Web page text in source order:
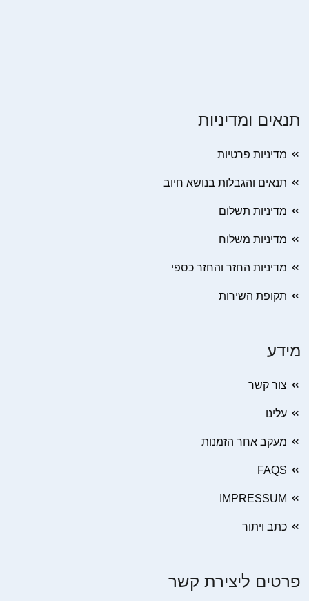
תנאים ומדיניות
מדיניות פרטיות
תנאים והגבלות בנושא חיוב
מדיניות תשלום
מדיניות משלוח
מדיניות החזר והחזר כספי
תקופת השירות
מידע
צור קשר
עלינו
מעקב אחר הזמנות
FAQS
IMPRESSUM
כתב ויתור
פרטים ליצירת קשר